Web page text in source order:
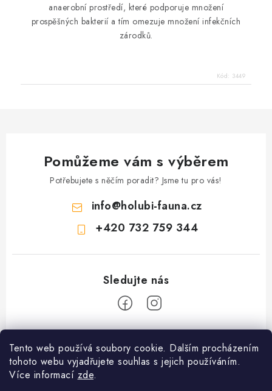
Tento web používá soubory cookie. Dalším procházením
tohoto webu vyjadřujete souhlas s jejich používáním.
Více informací zde.
anaerobní prostředí, které podporuje množení
prospěšných bakterií a tím omezuje množení infekčních
zárodků.
Kód: 3449
Pomůžeme vám s výběrem
Potřebujete s něčím poradit? Jsme tu pro vás!
info@holubi-fauna.cz
+420 732 759 344
Z
PRODEJNA PŘEROV KRMIVA a ZAHRADA - VÝDEJNÍ MÍSTO
ESHOPU Fauna Hradil s.r.o. ul. 9. května 90 Přerov I město 75002
Krmiva a produkty pro holuby ,drůbež, exoty ,psy, kočky a